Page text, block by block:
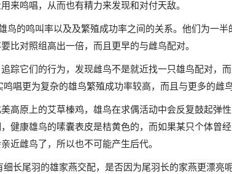
来鸣唱，从而也有精力来发现和对付天敌。
的鸣叫率以及及繁殖成功率之间的关系。他们为一半
对照组高出一倍，而且更早的与雌鸟配对。
踪它们的行为，发现雌鸟不是就近找一只雄鸟配对，
唱更为复杂的雄鸟繁殖成功率较高，而且与更多的雌
高原上的艾草榛鸡，雄鸟在求偶活动中会反复鼓起弹
康雄鸟的嗉囊表皮是桔黄色的，而如果某只个体曾经
近雌鸟了，所以也不可能产生后代。
长尾羽的雄家燕交配，是否因为尾羽长的家燕更漂亮